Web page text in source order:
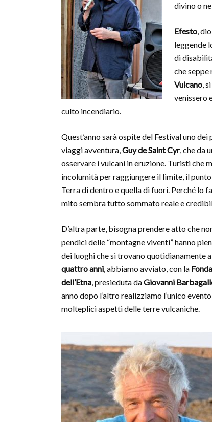
divino o
Efesto,
leggende
di
che seppe
Vulcano,
venissero
culto incendiario.
Quest’anno sarà ospite del Festival uno
viaggi avventura,Guy de Saint Cyr, che da
osservare i vulcani in eruzione. Turisti che
incolumità per raggiungere il limite, il
Terra di dentro e quella di fuori. Perché lo
mito sembra tutto sommato reale e
D’altra parte, bisogna prendere atto che
pendici delle “montagne viventi” hanno
dei luoghi che si trovano quotidianamente
quattro anni, abbiamo avviato, con la
dell’Etna, presieduta daGiovanni
anno dopo l’altro realizziamo l’unico
molteplici aspetti delle terre vulcaniche.